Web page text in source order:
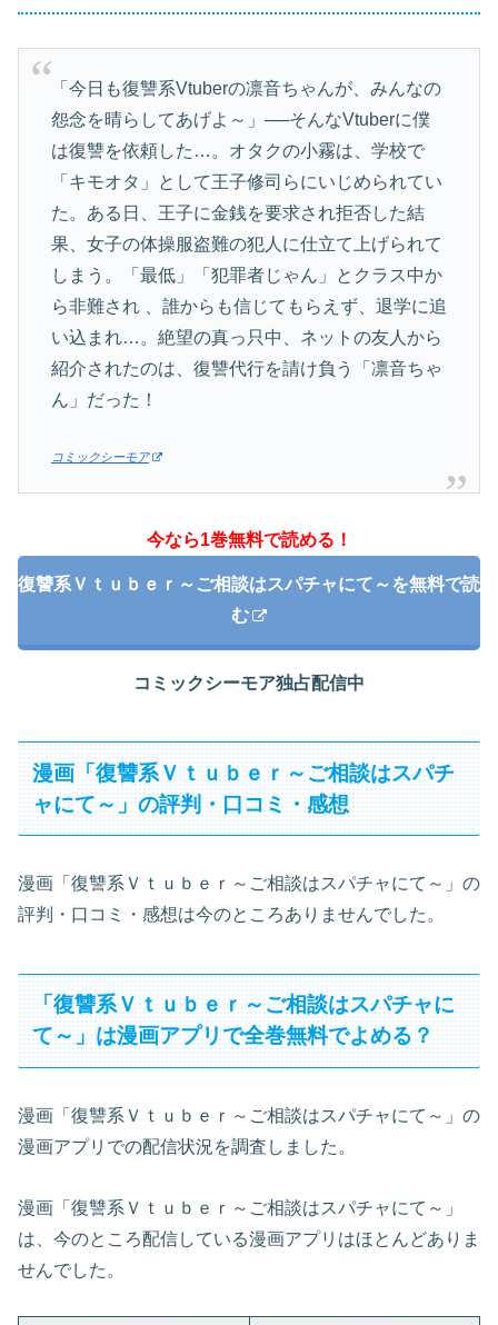
「今日も復讐系Vtuberの凛音ちゃんが、みんなの
怨念を晴らしてあげよ～」──そんなVtuberに僕
は復讐を依頼した…。オタクの小霧は、学校で
「キモオタ」として王子修司らにいじめられてい
た。ある日、王子に金銭を要求され拒否した結
果、女子の体操服盗難の犯人に仕立て上げられて
しまう。「最低」「犯罪者じゃん」とクラス中か
ら非難され 、誰からも信じてもらえず、退学に追
い込まれ…。絶望の真っ只中、ネットの友人から
紹介されたのは、復讐代行を請け負う「凛音ちゃ
ん」だった！
コミックシーモア
今なら1巻無料で読める！
復讐系Ｖｔｕｂｅｒ～ご相談はスパチャにて～を無料で読
む
コミックシーモア独占配信中
漫画「復讐系Ｖｔｕｂｅｒ～ご相談はスパチ
ャにて～」の評判・口コミ・感想
漫画「復讐系Ｖｔｕｂｅｒ～ご相談はスパチャにて～」の
評判・口コミ・感想は今のところありませんでした。
「復讐系Ｖｔｕｂｅｒ～ご相談はスパチャに
て～」は漫画アプリで全巻無料でよめる？
漫画「復讐系Ｖｔｕｂｅｒ～ご相談はスパチャにて～」の
漫画アプリでの配信状況を調査しました。
漫画「復讐系Ｖｔｕｂｅｒ～ご相談はスパチャにて～」
は、今のところ配信している漫画アプリはほとんどありま
せんでした。